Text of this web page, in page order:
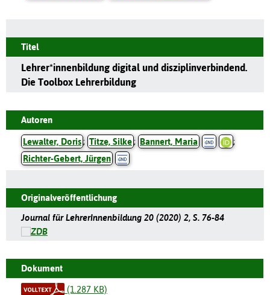
Titel
Lehrer*innenbildung digital und disziplinverbindend.
Die Toolbox Lehrerbildung
Autoren
Lewalter, Doris; Titze, Silke; Bannert, Maria
;
Richter-Gebert, Jürgen
Originalveröffentlichung
Journal für LehrerInnenbildung 20 (2020) 2, S. 76-84
Dokument
(1.287 KB)